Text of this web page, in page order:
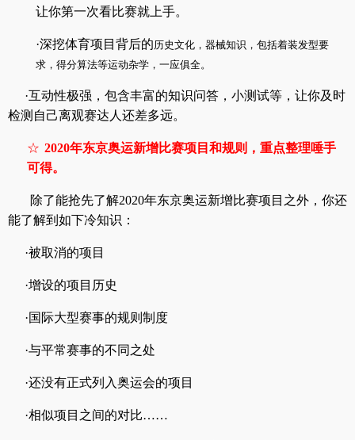
让你第一次看比赛就上手。
·深挖体育项目背后的历史文化，器械知识，包括着装发型要
求，得分算法等运动杂学，一应俱全。
·互动性极强，包含丰富的知识问答，小测试等，让你及时
检测自己离观赛达人还差多远。
☆ 2020年东京奥运新增比赛项目和规则，重点整理唾手
可得。
除了能抢先了解2020年东京奥运新增比赛项目之外，你还
能了解到如下冷知识：
·被取消的项目
·增设的项目历史
·国际大型赛事的规则制度
·与平常赛事的不同之处
·还没有正式列入奥运会的项目
·相似项目之间的对比……